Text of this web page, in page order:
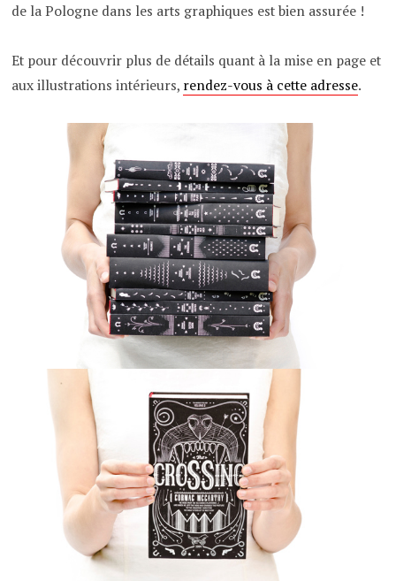
de la Pologne dans les arts graphiques est bien assurée !
Et pour découvrir plus de détails quant à la mise en page et
aux illustrations intérieurs, rendez-vous à cette adresse.